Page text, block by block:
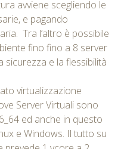
avviene scegliendo le
e pagando
Tra l’altro è possibile
fino fino a 8 server
sicurezza e la flessibilità
virtualizzazione
Server Virtuali sono
ed anche in questo
e Windows. Il tutto su